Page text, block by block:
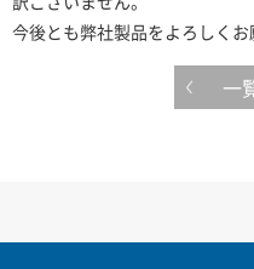
今後とも弊社製品をよろしくお
一